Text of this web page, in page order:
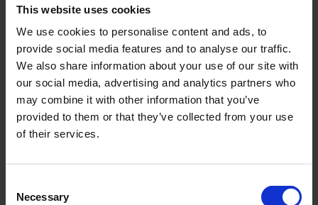
This website uses cookies
We use cookies to personalise content and ads, to
provide social media features and to analyse our traffic.
We also share information about your use of our site with
our social media, advertising and analytics partners who
may combine it with other information that you’ve
provided to them or that they’ve collected from your use
of their services.
Necessary
Kopparfett Eurol 100gr
4863
149KR
2-5 vardagar
Lagerfett Eurol 110gr
10627
79KR